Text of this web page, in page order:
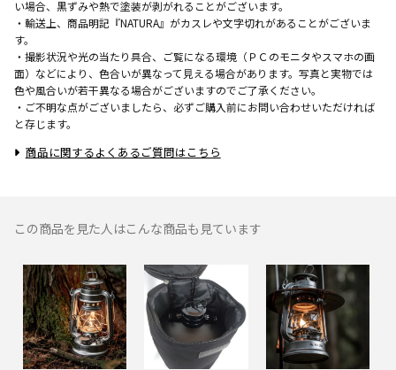
い場合、黒ずみや熱で塗装が剥がれることがございます。
・輸送上、商品明記『NATURA』がカスレや文字切れがあることがございま
す。
・撮影状況や光の当たり具合、ご覧になる環境（ＰＣのモニタやスマホの画
面）などにより、色合いが異なって見える場合があります。写真と実物では
色や風合いが若干異なる場合がございますのでご了承ください。
・ご不明な点がございましたら、必ずご購入前にお問い合わせいただければ
と存じます。
商品に関するよくあるご質問はこちら
この商品を見た人はこんな商品も見ています